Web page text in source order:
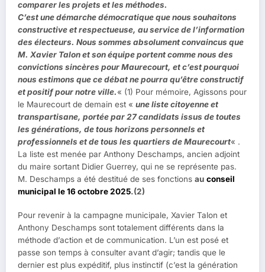
comparer les projets et les méthodes.
C’est une démarche démocratique que nous souhaitons
constructive et respectueuse, au service de l’information
des électeurs. Nous sommes absolument convaincus que
M. Xavier Talon et son équipe portent comme nous des
convictions sincères pour Maurecourt, et c’est pourquoi
nous estimons que ce débat ne pourra qu’être constructif
et positif pour notre ville.« (1) Pour mémoire, Agissons pour
le Maurecourt de demain est « une liste citoyenne et
transpartisane, portée par 27 candidats issus de toutes
les générations, de tous horizons personnels et
professionnels et de tous les quartiers de Maurecourt« .
La liste est menée par Anthony Deschamps, ancien adjoint
du maire sortant Didier Guerrey, qui ne se représente pas.
M. Deschamps a été destitué de ses fonctions au conseil
municipal le 16 octobre 2025.(2)
Pour revenir à la campagne municipale, Xavier Talon et
Anthony Deschamps sont totalement différents dans la
méthode d’action et de communication. L’un est posé et
passe son temps à consulter avant d’agir; tandis que le
dernier est plus expéditif, plus instinctif (c’est la génération